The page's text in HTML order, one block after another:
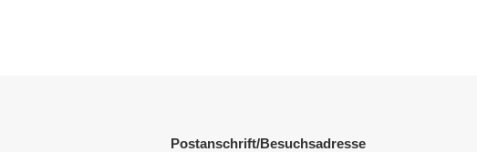
Postanschrift/Besuchsadresse